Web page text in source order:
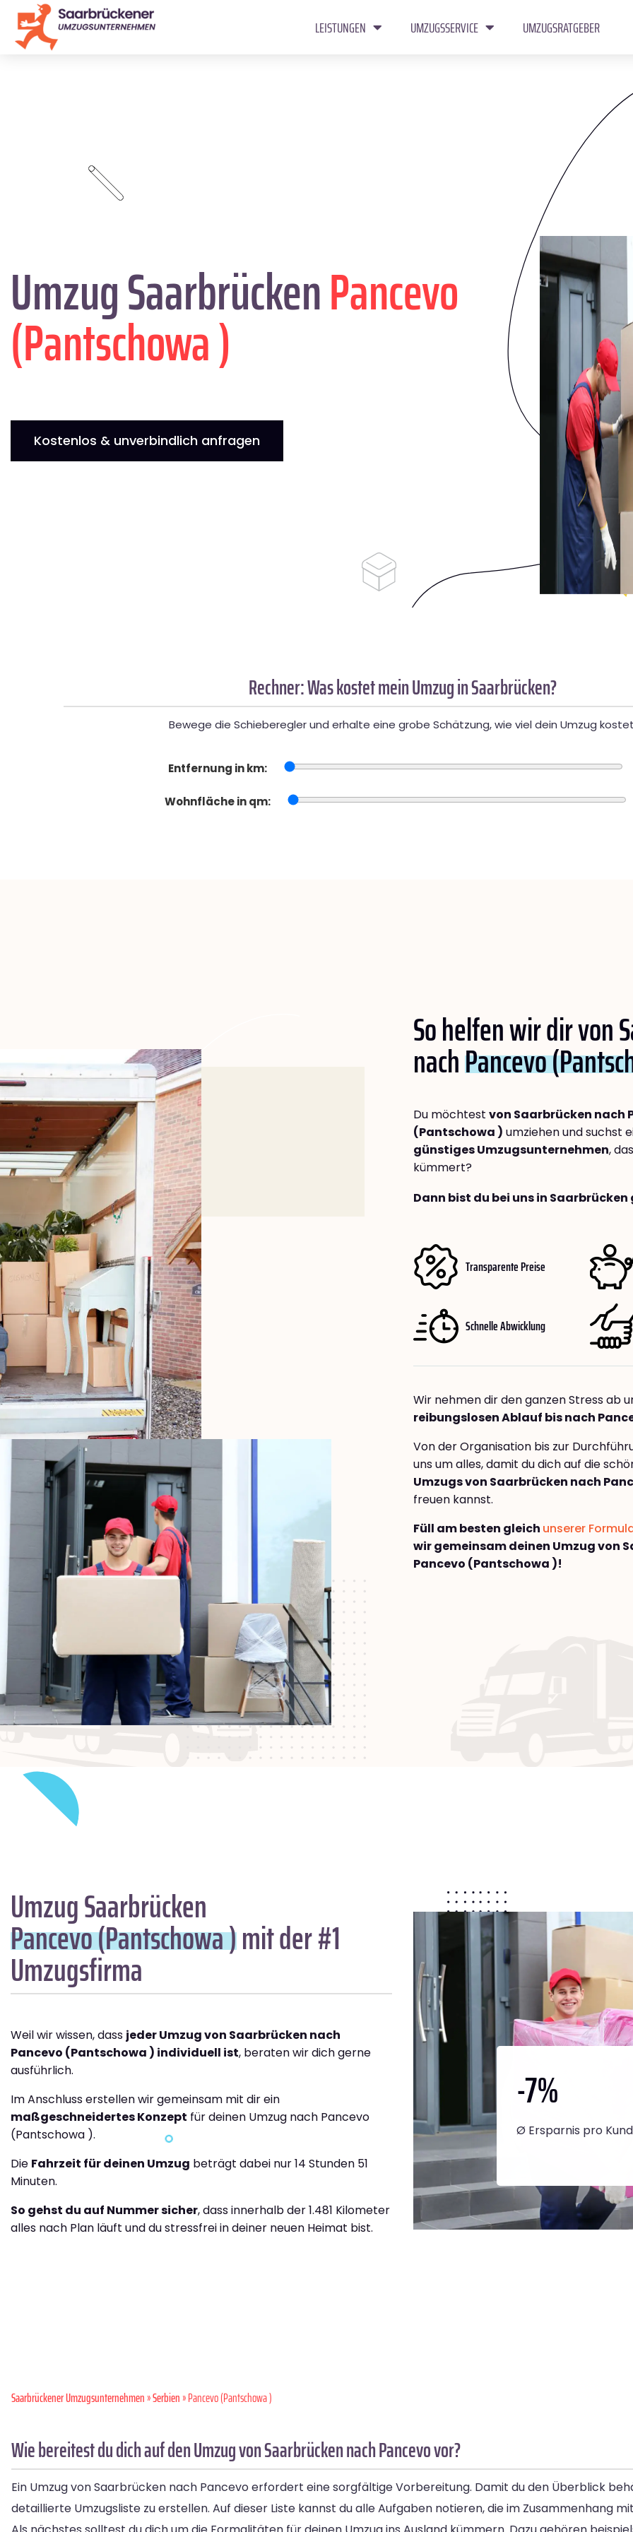
LEISTUNGEN UMZUGSSERVICE UMZUGSRATGEBER
Umzug SaarbrückenPancevo
(Pantschowa )
Kostenlos & unverbindlich anfragen
Rechner: Was kostet mein Umzug in Saarbrücken?
Bewege die Schieberegler und erhalte eine grobe Schätzung, wie viel dein Umzug
Entfernung in km:
Wohnfläche in qm:
So helfen wir dir von
nachPancevo
Du möchtest von Saarbrücken nach
(Pantschowa ) umziehen und suchst
günstiges Umzugsunternehmen,
kümmert?
Dann bist du bei uns in
Transparente Preise
Schnelle Abwicklung
Wir nehmen dir den ganzen Stress ab
reibungslosen Ablauf bis nach
Von der Organisation bis zur
uns um alles, damit du dich auf die
Umzugs von Saarbrücken nach
freuen kannst.
Füll am besten gleich unserer
wir gemeinsam deinen Umzug von
Pancevo (Pantschowa )!
Umzug Saarbrücken
Pancevo (Pantschowa )mit der #1
Umzugsfirma
Weil wir wissen, dass jeder Umzug von Saarbrücken nach
Pancevo (Pantschowa ) individuell ist, beraten wir dich gerne
ausführlich.
Im Anschluss erstellen wir gemeinsam mit dir ein
maßgeschneidertes Konzept für deinen Umzug nach Pancevo
(Pantschowa ).
Die Fahrzeit für deinen Umzug beträgt dabei nur 14 Stunden 51
Minuten.
So gehst du auf Nummer sicher, dass innerhalb der 1.481 Kilometer
alles nach Plan läuft und du stressfrei in deiner neuen Heimat bist.
-7%
Ø Ersparnis pro
Saarbrückener Umzugsunternehmen»Serbien» Pancevo (Pantschowa )
Wie bereitest du dich auf den Umzug von Saarbrücken nach Pancevo vor?
Ein Umzug von Saarbrücken nach Pancevo erfordert eine sorgfältige Vorbereitung. Damit du den Überblick
detaillierte Umzugsliste zu erstellen. Auf dieser Liste kannst du alle Aufgaben notieren, die im Zusammenhang